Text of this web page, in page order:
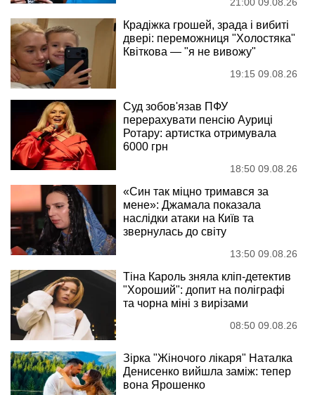
21:00 09.08.26
Крадіжка грошей, зрада і вибиті
двері: переможниця "Холостяка"
Квіткова — "я не вивожу"
19:15 09.08.26
Суд зобов'язав ПФУ
перерахувати пенсію Ауриці
Ротару: артистка отримувала
6000 грн
18:50 09.08.26
«Син так міцно тримався за
мене»: Джамала показала
наслідки атаки на Київ та
звернулась до світу
13:50 09.08.26
Тіна Кароль зняла кліп-детектив
"Хороший": допит на поліграфі
та чорна міні з вирізами
08:50 09.08.26
Зірка "Жіночого лікаря" Наталка
Денисенко вийшла заміж: тепер
вона Ярошенко